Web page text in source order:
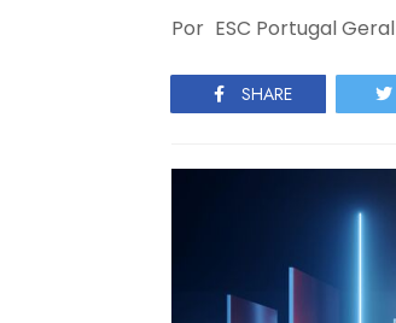
Por ESC Portugal Geral
SHARE